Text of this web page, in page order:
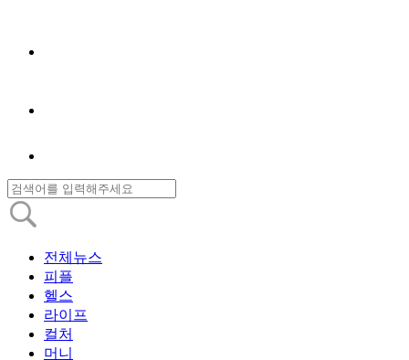
전체뉴스
피플
헬스
라이프
컬처
머니